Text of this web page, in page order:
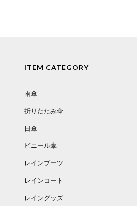
ITEM CATEGORY
雨傘
折りたたみ傘
日傘
ビニール傘
レインブーツ
レインコート
レイングッズ